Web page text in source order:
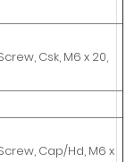
Csk, M6 x 20,
Cap/Hd, M6 x